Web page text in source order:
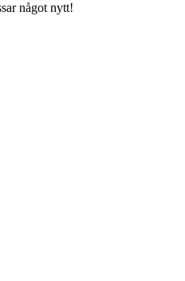
något nytt!